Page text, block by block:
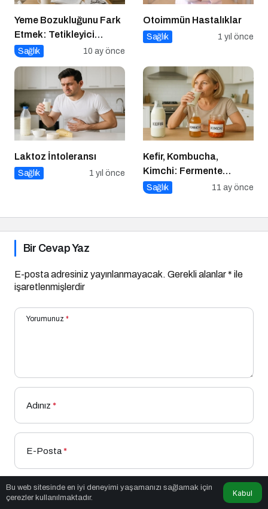
Yeme Bozukluğunu Fark
Etmek: Tetikleyici
Anlarla Yüzleşmek
Sağlık 10 ay önce
Otoimmün Hastalıklar
Sağlık 1 yıl önce
Laktoz İntoleransı
Sağlık 1 yıl önce
Kefir, Kombucha,
Kimchi: Fermente
Gıdalar Sağlıkta Yeni
Sağlık 11 ay önce
Bir Cevap Yaz
E-posta adresiniz yayınlanmayacak. Gerekli alanlar* ile
işaretlenmişlerdir
Yorumunuz *
Adınız *
E-Posta*
Bir dahaki sefere yorum yaptığımda kullanılmak üzere
adımı, e-posta adresimi ve web site adresimi bu
Bu web sitesinde en iyi deneyimi yaşamanızı sağlamak için
çerezler kullanılmaktadır.
Kabul